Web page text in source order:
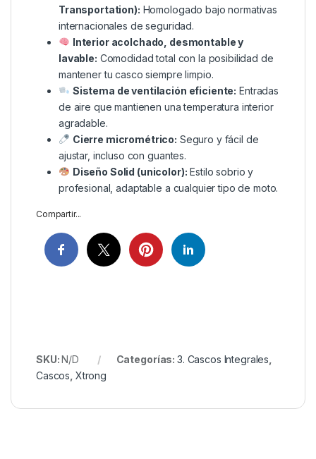
Transportation): Homologado bajo normativas
internacionales de seguridad.
Interior acolchado, desmontable y
lavable: Comodidad total con la posibilidad de
mantener tu casco siempre limpio.
Sistema de ventilación eficiente: Entradas
de aire que mantienen una temperatura interior
agradable.
Cierre micrométrico: Seguro y fácil de
ajustar, incluso con guantes.
Diseño Solid (unicolor): Estilo sobrio y
profesional, adaptable a cualquier tipo de moto.
Compartir...
SKU:N/D Categorías: 3. Cascos Integrales
Cascos Xtrong